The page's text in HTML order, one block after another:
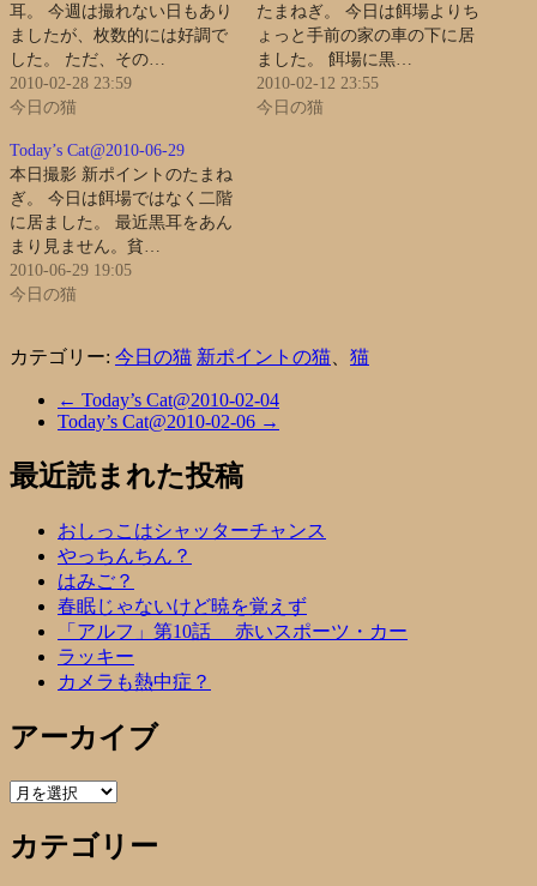
耳。 今週は撮れない日もあり
ましたが、枚数的には好調で
した。 ただ、その…
2010-02-28 23:59
今日の猫
たまねぎ。 今日は餌場よりち
ょっと手前の家の車の下に居
ました。 餌場に黒…
2010-02-12 23:55
今日の猫
Today’s Cat@2010-06-29
本日撮影 新ポイントのたまね
ぎ。 今日は餌場ではなく二階
に居ました。 最近黒耳をあん
まり見ません。貧…
2010-06-29 19:05
今日の猫
カテゴリー: 今日の猫 新ポイントの猫 猫
← Today’s Cat@2010-02-04
Today’s Cat@2010-02-06 →
最近読まれた投稿
おしっこはシャッターチャンス
やっちんちん？
はみご？
春眠じゃないけど暁を覚えず
「アルフ」第10話 赤いスポーツ・カー
ラッキー
カメラも熱中症？
アーカイブ
ア
カ
イ
カテゴリー